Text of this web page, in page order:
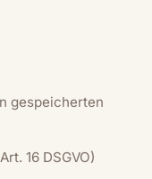
gespeicherten
16 DSGVO)